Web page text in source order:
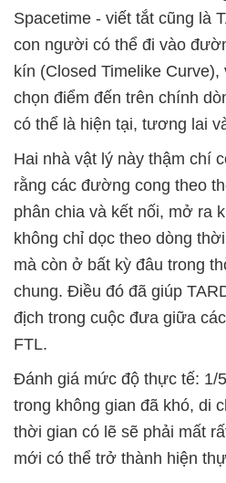
Spacetime - viết tắt cũng là
con người có thể đi vào
kín (Closed Timelike
chọn điểm đến trên chính
có thể là hiện tại, tương lai
Hai nhà vật lý này thậm chí
rằng các đường cong theo
phân chia và kết nối, mở ra
không chỉ dọc theo dòng
mà còn ở bất kỳ đâu trong
chung. Điều đó đã giúp
địch trong cuộc đưa giữa
FTL.
Đánh giá mức độ thực tế: 1/
trong không gian đã khó, di
thời gian có lẽ sẽ phải mất
mới có thể trở thành hiện